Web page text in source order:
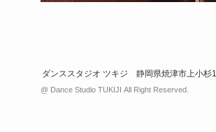
ダンススタジオ ツキジ 静岡県焼津市上小
@ Dance Studio TUKIJI All Right Reserved.